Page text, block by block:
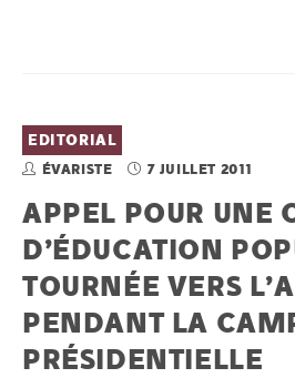
EDITORIAL
ÉVARISTE 7 JUILLET 2011
APPEL POUR UNE
D’ÉDUCATION
TOURNÉE VERS
PENDANT LA
PRÉSIDENTIELLE